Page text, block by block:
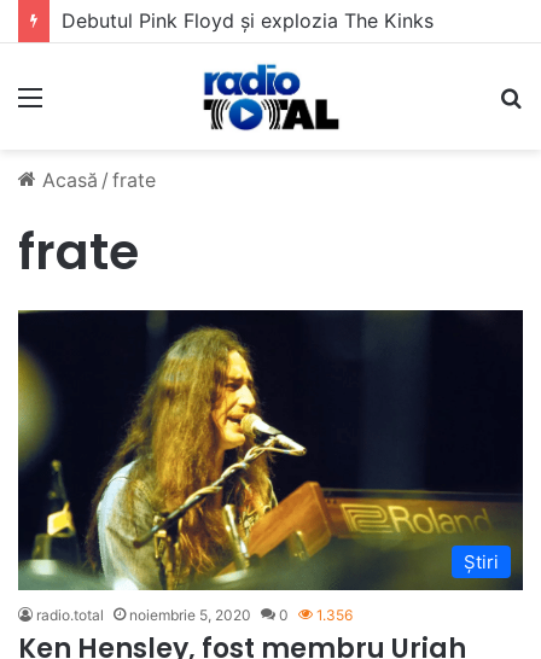
Debutul Pink Floyd și explozia The Kinks
Meniu
Acasă / frate
frate
Știri
radio.total noiembrie 5, 2020 0 1.356
Ken Hensley, fost membru Uriah